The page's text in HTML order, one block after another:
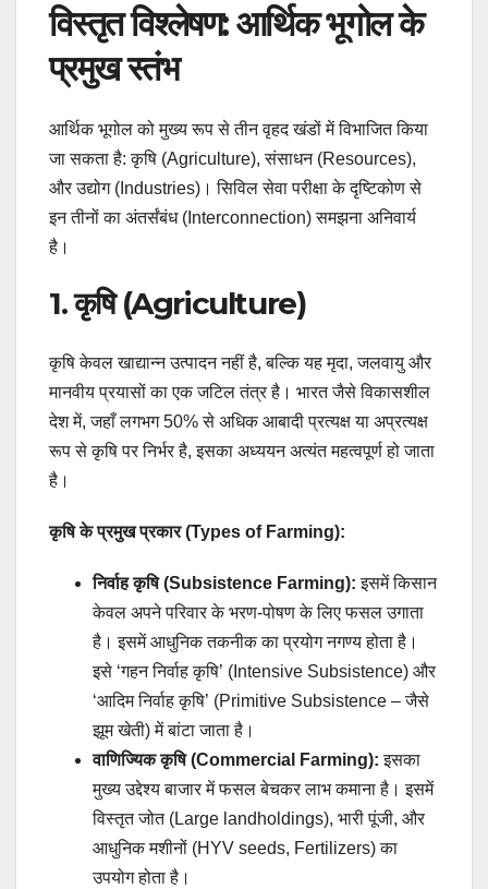
विस्तृत विश्लेषण: आर्थिक भूगोल के
प्रमुख स्तंभ
आर्थिक भूगोल को मुख्य रूप से तीन वृहद खंडों में विभाजित किया
जा सकता है: कृषि (Agriculture), संसाधन (Resources),
और उद्योग (Industries)। सिविल सेवा परीक्षा के दृष्टिकोण से
इन तीनों का अंतर्संबंध (Interconnection) समझना अनिवार्य
है।
1. कृषि (Agriculture)
कृषि केवल खाद्यान्न उत्पादन नहीं है, बल्कि यह मृदा, जलवायु और
मानवीय प्रयासों का एक जटिल तंत्र है। भारत जैसे विकासशील
देश में, जहाँ लगभग 50% से अधिक आबादी प्रत्यक्ष या अप्रत्यक्ष
रूप से कृषि पर निर्भर है, इसका अध्ययन अत्यंत महत्वपूर्ण हो जाता
है।
कृषि के प्रमुख प्रकार (Types of Farming):
निर्वाह कृषि (Subsistence Farming): इसमें किसान
केवल अपने परिवार के भरण-पोषण के लिए फसल उगाता
है। इसमें आधुनिक तकनीक का प्रयोग नगण्य होता है।
इसे ‘गहन निर्वाह कृषि’ (Intensive Subsistence) और
‘आदिम निर्वाह कृषि’ (Primitive Subsistence – जैसे
झूम खेती) में बांटा जाता है।
वाणिज्यिक कृषि (Commercial Farming): इसका
मुख्य उद्देश्य बाजार में फसल बेचकर लाभ कमाना है। इसमें
विस्तृत जोत (Large landholdings), भारी पूंजी, और
आधुनिक मशीनों (HYV seeds, Fertilizers) का
उपयोग होता है।